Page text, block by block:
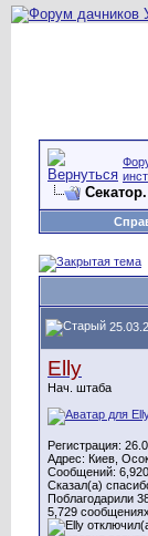
Elly
Нач. штаба
Регистрация:
Адрес: Киев,
Сообщений: 6,920
Сказал(а)
Поблагодарили
5,729 сообщениях